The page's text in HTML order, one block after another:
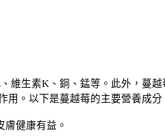
維生素K、銅、錳等。此外，蔓
用。以下是蔓越莓的主要營養成分
膚健康有益。